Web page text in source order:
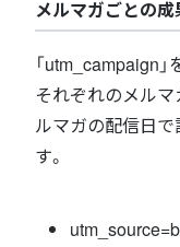
メルマガごとの
「utm_campaign
それぞれのメル
ルマガの配信日
す。